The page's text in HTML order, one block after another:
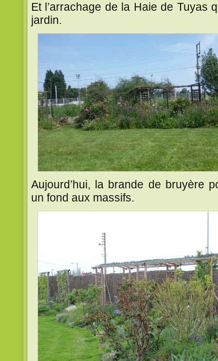
Et l’arrachage de la Haie de Tuyas
jardin.
Aujourd’hui, la brande de bruyère
un fond aux massifs.